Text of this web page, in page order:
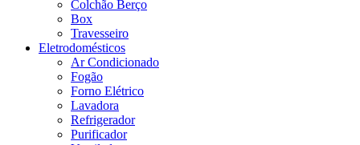
Colchão Berço
Box
Travesseiro
Eletrodomésticos
Ar Condicionado
Fogão
Forno Elétrico
Lavadora
Refrigerador
Purificador